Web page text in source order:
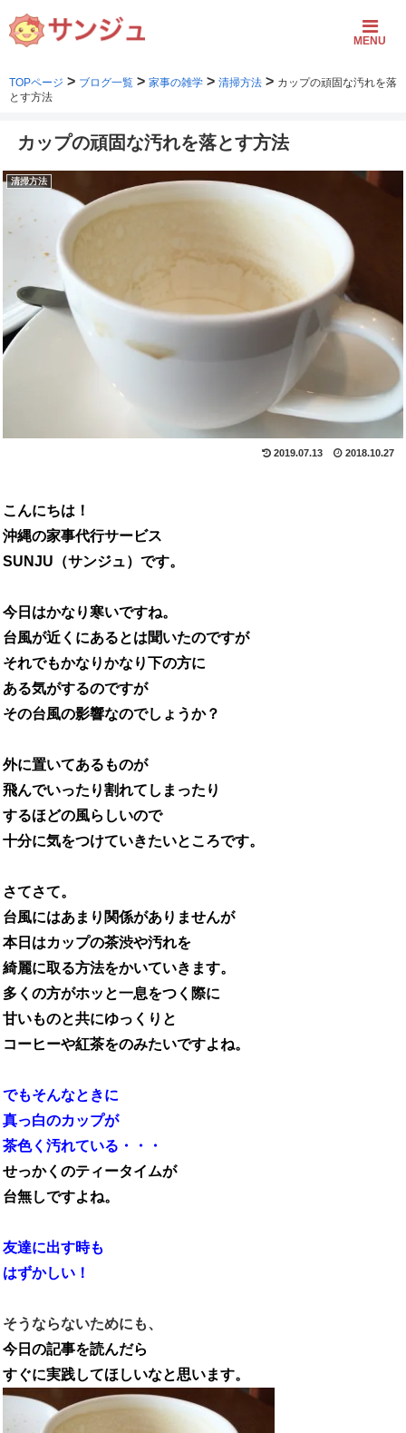
MENU
TOPページ > ブログ一覧 > 家事の雑学 > 清掃方法 > カップの頑固な汚れを落
とす方法
カップの頑固な汚れを落とす方法
清掃方法
2019.07.13 2018.10.27
こんにちは！
沖縄の家事代行サービス
SUNJU（サンジュ）です。
今日はかなり寒いですね。
台風が近くにあるとは聞いたのですが
それでもかなりかなり下の方に
ある気がするのですが
その台風の影響なのでしょうか？
外に置いてあるものが
飛んでいったり割れてしまったり
するほどの風らしいので
十分に気をつけていきたいところです。
さてさて。
台風にはあまり関係がありませんが
本日はカップの茶渋や汚れを
綺麗に取る方法をかいていきます。
多くの方がホッと一息をつく際に
甘いものと共にゆっくりと
コーヒーや紅茶をのみたいですよね。
でもそんなときに
真っ白のカップが
茶色く汚れている・・・
せっかくのティータイムが
台無しですよね。
友達に出す時も
はずかしい！
そうならないためにも、
今日の記事を読んだら
すぐに実践してほしいなと思います。